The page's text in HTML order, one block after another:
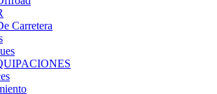
Carretera